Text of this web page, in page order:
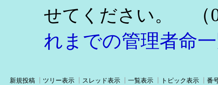
せてください。
（
れまでの管理者命
新規投稿 ツリー表示 スレッド表示 一覧表示 トピック表示
番